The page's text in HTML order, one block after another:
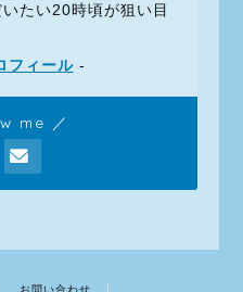
たい20時頃が狙い目
フィール-
me ／
お問い合わせ